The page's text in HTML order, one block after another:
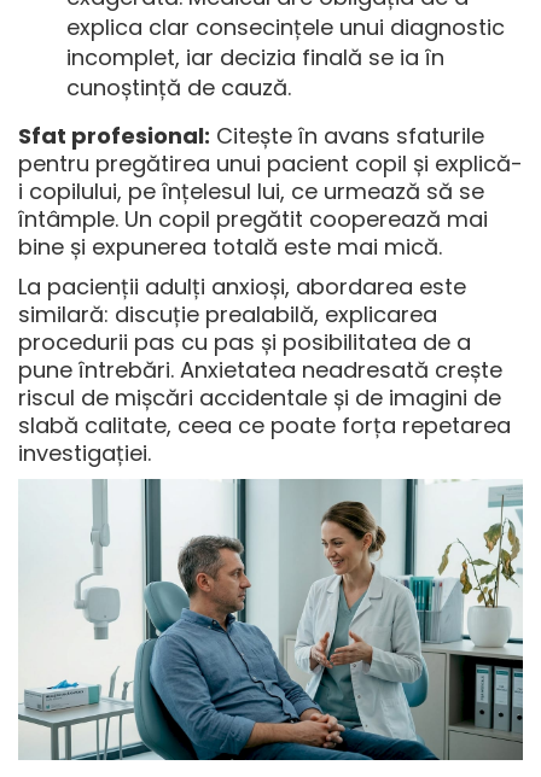
explica clar consecințele unui diagnostic
incomplet, iar decizia finală se ia în
cunoștință de cauză.
Sfat profesional: Citește în avans sfaturile
pentru pregătirea unui pacient copil și explică-
i copilului, pe înțelesul lui, ce urmează să se
întâmple. Un copil pregătit cooperează mai
bine și expunerea totală este mai mică.
La pacienții adulți anxioși, abordarea este
similară: discuție prealabilă, explicarea
procedurii pas cu pas și posibilitatea de a
pune întrebări. Anxietatea neadresată crește
riscul de mișcări accidentale și de imagini de
slabă calitate, ceea ce poate forța repetarea
investigației.